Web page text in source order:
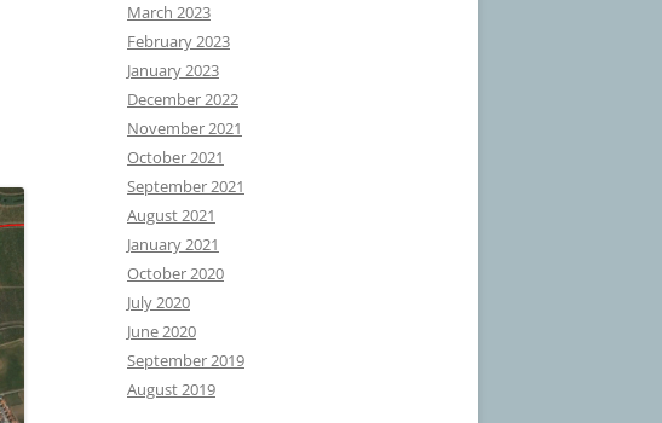
March 2023
February 2023
January 2023
December 2022
November 2021
October 2021
September 2021
August 2021
January 2021
October 2020
July 2020
June 2020
September 2019
August 2019